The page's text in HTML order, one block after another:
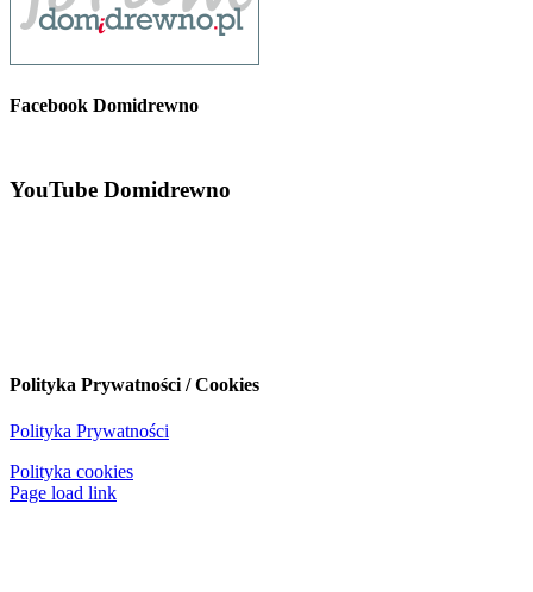
Facebook Domidrewno
YouTube Domidrewno
Polityka Prywatności / Cookies
Polityka Prywatności
Polityka cookies
Page load link